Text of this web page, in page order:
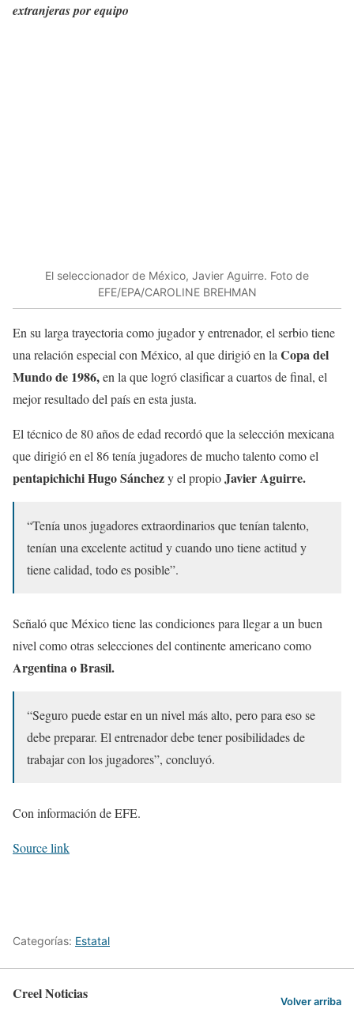
extranjeras por equipo
El seleccionador de México, Javier Aguirre. Foto de
EFE/EPA/CAROLINE BREHMAN
En su larga trayectoria como jugador y entrenador, el serbio tiene
una relación especial con México, al que dirigió en laCopa del
Mundo de 1986,en la que logró clasificar a cuartos de final, el
mejor resultado del país en esta justa.
El técnico de 80 años de edad recordó que la selección mexicana
que dirigió en el 86 tenía jugadores de mucho talento como el
pentapichichi Hugo Sánchezy el propioJavier Aguirre.
“Tenía unos jugadores extraordinarios que tenían talento,
tenían una excelente actitud y cuando uno tiene actitud y
tiene calidad, todo es posible”.
Señaló que México tiene las condiciones para llegar a un buen
nivel como otras selecciones del continente americano como
Argentina o Brasil.
“Seguro puede estar en un nivel más alto, pero para eso se
debe preparar. El entrenador debe tener posibilidades de
trabajar con los jugadores”, concluyó.
Con información de EFE.
Source link
Categorías: Estatal
Creel Noticias Volver arriba